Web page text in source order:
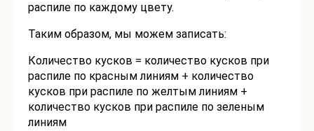
распиле по каждому цвету.
Таким образом, мы можем записать:
Количество кусков = количество кусков при
распиле по красным линиям + количество
кусков при распиле по желтым линиям +
количество кусков при распиле по зеленым
линиям